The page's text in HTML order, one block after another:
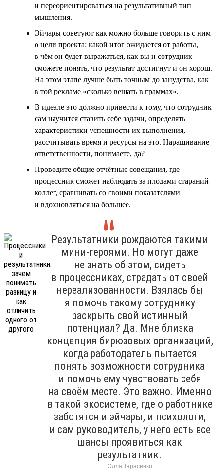
и переориентироваться на результативный тип
мышления.
Эйчары советуют как можно больше говорить с ним
о цели проекта: какой итог ожидается от работы,
в чём он будет выражаться, как вы и сотрудник
сможете понять, что результат достигнут и он хорош.
На этом этапе лучше быть точным до занудства, как
в той рекламе «сколько вешать в граммах».
В идеале это должно привести к тому, что сотрудник
сам научится ставить себе задачи, определять
характеристики успешности их выполнения,
рассчитывать время и ресурсы на это. Наращивание
ответственности, понимаете, да?
Проводите общие отчётные совещания, где
процессник сможет наблюдать за плодами стараний
коллег, сравнивать со своими показателями
и вдохновляться на большее.
Результатники рождаются такими
мини-героями. Но могут даже
не знать об этом, сидеть
в процессниках, страдать от своей
нереализованности. Взялась бы
я помочь такому сотруднику
раскрыть свой истинный
потенциал? Да. Мне близка
концепция бирюзовых организаций,
когда работодатель пытается
понять возможности сотрудника
и помочь ему чувствовать себя
на своём месте. Это важно. Именно
в такой экосистеме, где о работнике
заботятся и эйчары, и психологи,
и сам руководитель, у него есть все
шансы проявиться как
результатник.
Элла Тарасенко